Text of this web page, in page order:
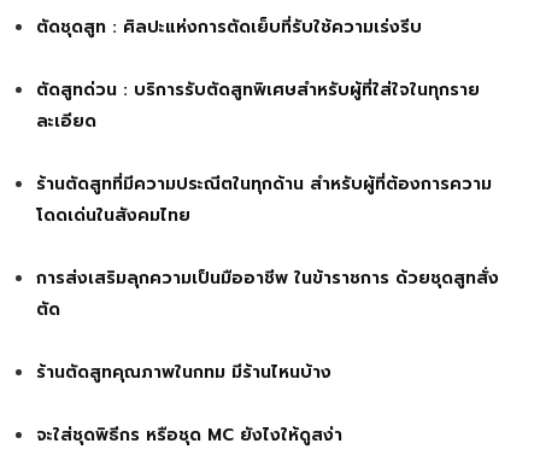
ตัดชุดสูท : ศิลปะแห่งการตัดเย็บที่รับใช้ความเร่งรีบ
ตัดสูทด่วน : บริการรับตัดสูทพิเศษสำหรับผู้ที่ใส่ใจในทุกราย
ละเอียด
ร้านตัดสูทที่มีความประณีตในทุกด้าน สำหรับผู้ที่ต้องการความ
โดดเด่นในสังคมไทย
การส่งเสริมลุกความเป็นมืออาชีพ ในข้าราชการ ด้วยชุดสูทสั่ง
ตัด
ร้านตัดสูทคุณภาพในกทม มีร้านไหนบ้าง
จะใส่ชุดพิธีกร หรือชุด MC ยังไงให้ดูสง่า